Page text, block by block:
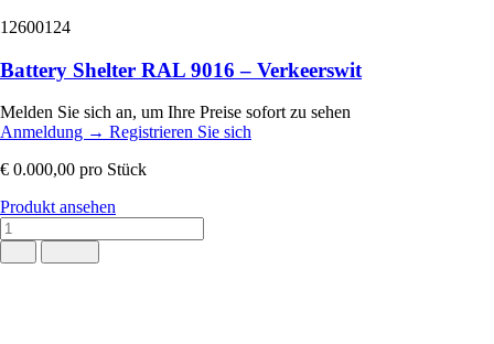
12600124
Battery Shelter RAL 9016 – Verkeerswit
Melden Sie sich an, um Ihre Preise sofort zu sehen
Anmeldung → Registrieren Sie sich
€ 0.000,00 pro Stück
Produkt ansehen